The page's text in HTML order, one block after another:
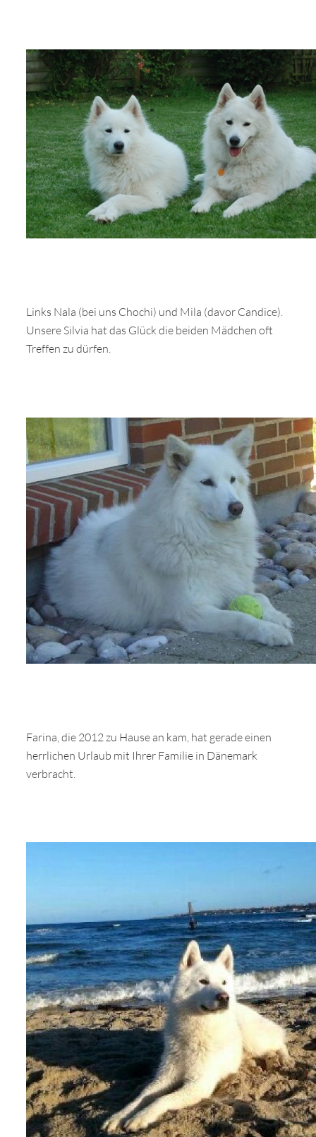
Links Nala (bei uns Chochi) und Mila (davor Candice).
Unsere Silvia hat das Glück die beiden Mädchen oft
Treffen zu dürfen.
Farina, die 2012 zu Hause an kam, hat gerade einen
herrlichen Urlaub mit Ihrer Familie in Dänemark
verbracht.